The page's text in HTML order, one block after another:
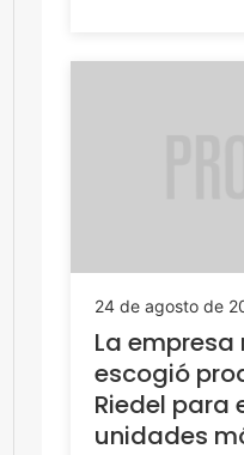
24 de agosto de
La empresa
escogió
Riedel para
unidades